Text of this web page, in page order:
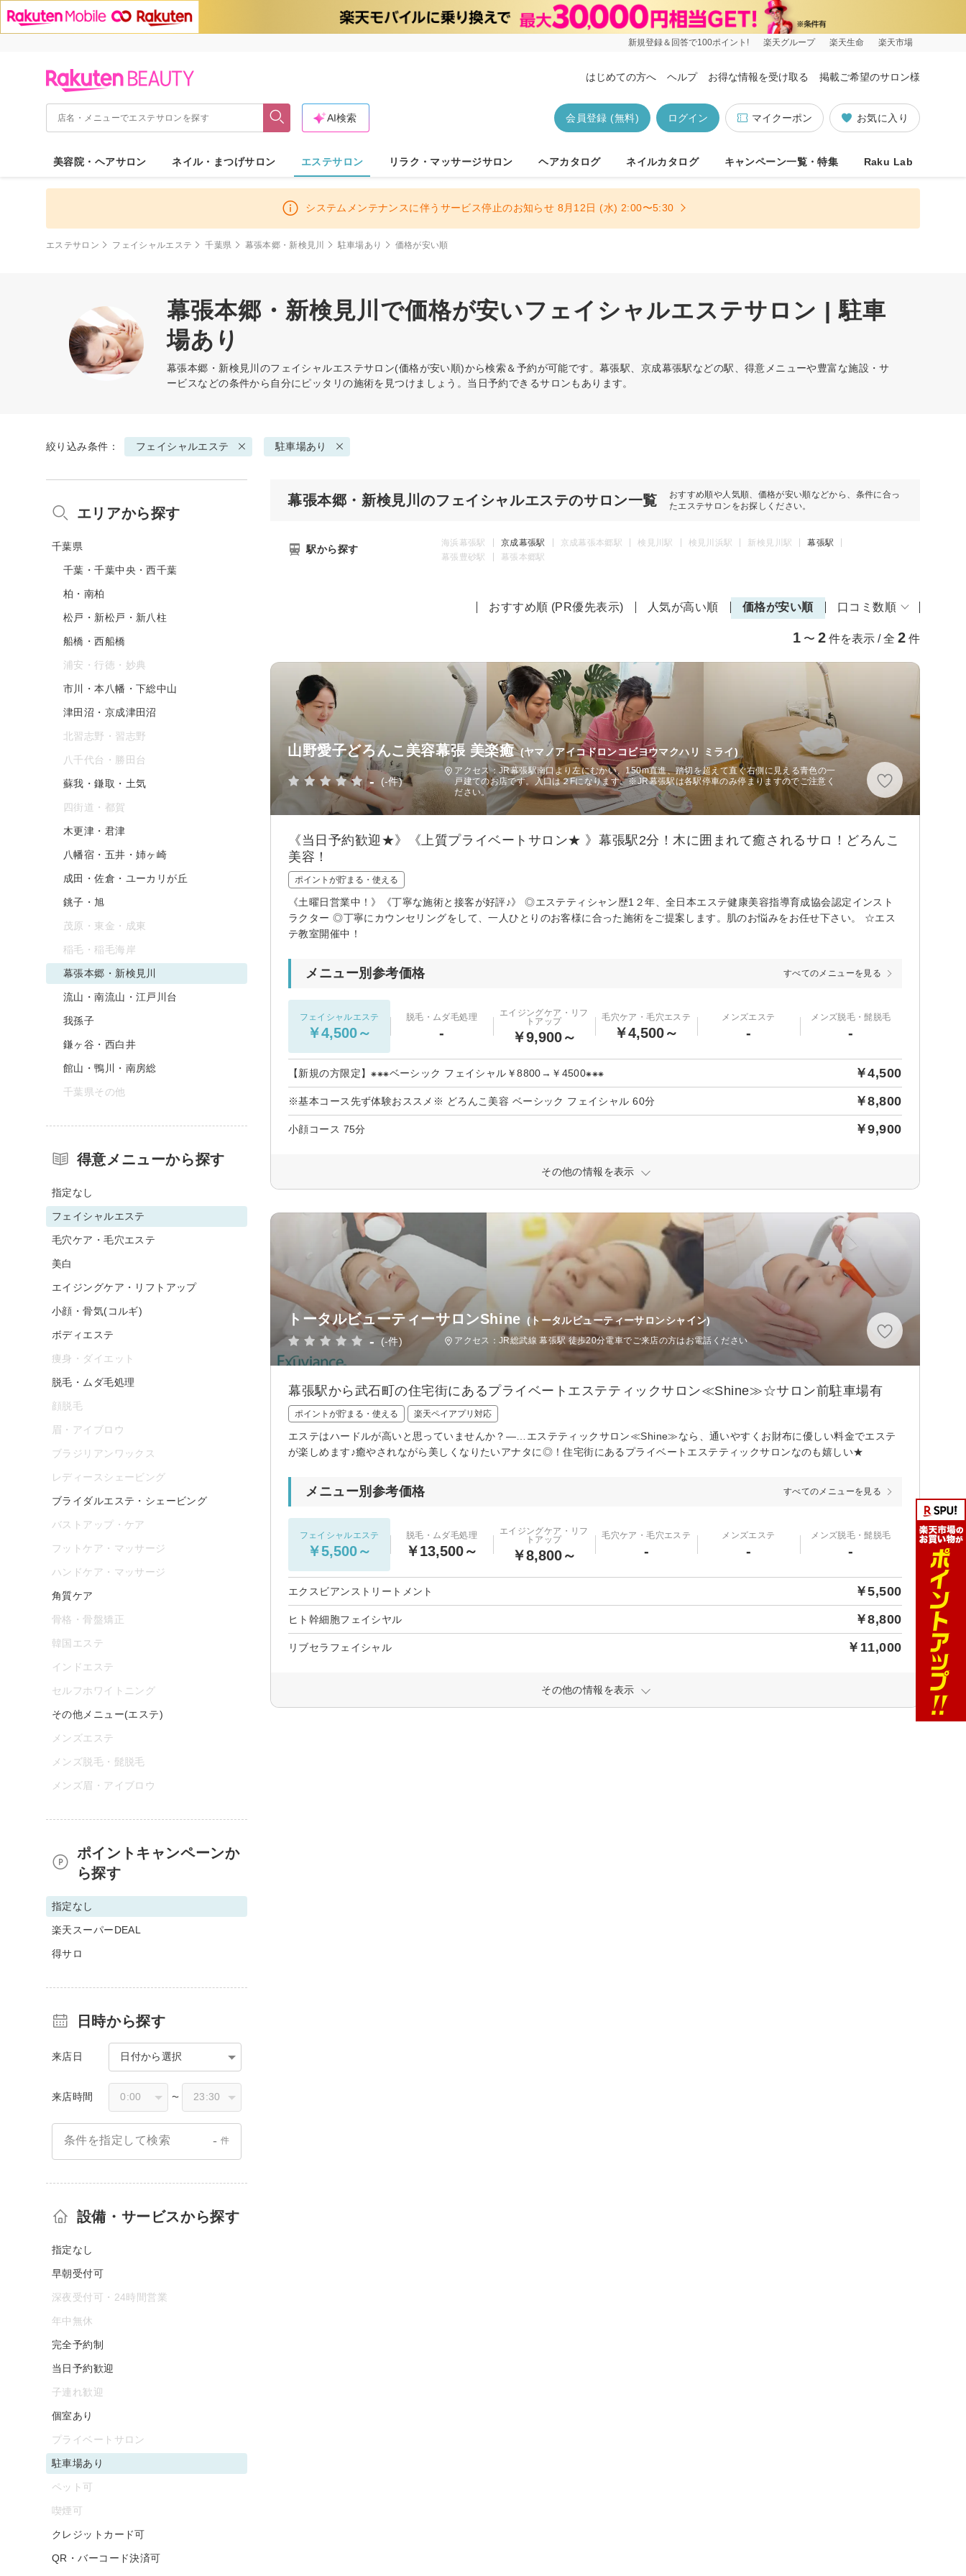
新規登録＆回答で100ポイント! 楽天グループ 楽天生命 楽天市場
はじめての方へ ヘルプ お得な情報を受け取る 掲載ご希望のサロン様
お気に入り
マイクーポン
ログイン
会員登録 (無料)
AI検索
美容院・ヘアサロン ネイル・まつげサロン エステサロン リラク・マッサージサロン ヘアカタログ ネイルカタログ キャンペーン一覧・特集 Raku Lab
システムメンテナンスに伴うサービス停止のお知らせ 8月12日 (水) 2:00〜5:30
エステサロン フェイシャルエステ 千葉県 幕張本郷・新検見川 駐車場あり 価格が安い順
幕張本郷・新検見川で価格が安いフェイシャルエステサロン | 駐車
場あり
幕張本郷・新検見川のフェイシャルエステサロン(価格が安い順)から検索＆予約が可能です。幕張駅、京成幕張駅などの駅、得意メニューや豊富な施設・サ
ービスなどの条件から自分にピッタリの施術を見つけましょう。当日予約できるサロンもあります。
絞り込み条件： フェイシャルエステ 駐車場あり
幕張本郷・新検見川のフェイシャルエステのサロン一覧
おすすめ順や人気順、価格が安い順などから、条件に合っ
たエステサロンをお探しください。
駅から探す
海浜幕張駅 京成幕張駅 京成幕張本郷駅 検見川駅 検見川浜駅 新検見川駅
幕張駅
幕張豊砂駅
幕張本郷駅
おすすめ順 (PR優先表示) 人気が高い順 価格が安い順 口コミ数順
1 〜 2 件を表示 / 全 2 件
山野愛子どろんこ美容幕張 美楽癒 (ヤマノアイコドロンコビヨウマクハリ ミライ)
- (-件)
アクセス：JR幕張駅南口より左にむかい、150m直進、踏切を超えて直ぐ右側に見える青色の一
戸建てのお店です。入口は２Fになります。※JR幕張駅は各駅停車のみ停まりますのでご注意く
ださい。
《当日予約歓迎★》《上質プライベートサロン★ 》幕張駅2分！木に囲まれて癒されるサロ！どろんこ
美容！
ポイントが貯まる・使える
《土曜日営業中！》《丁寧な施術と接客が好評♪》 ◎エステティシャン歴1２年、全日本エステ健康美容指導育成協会認定インスト
ラクター ◎丁寧にカウンセリングをして、一人ひとりのお客様に合った施術をご提案します。肌のお悩みをお任せ下さい。 ☆エス
テ教室開催中！
メニュー別参考価格 すべてのメニューを見る
フェイシャルエステ
￥4,500～
脱毛・ムダ毛処理
-
エイジングケア・リフ
トアップ
￥9,900～
毛穴ケア・毛穴エステ
￥4,500～
メンズエステ
-
メンズ脱毛・髭脱毛
-
【新規の方限定】⁕⁕⁕ベーシック フェイシャル￥8800→￥4500⁕⁕⁕ ￥4,500
※基本コース先ず体験おススメ※ どろんこ美容 ベーシック フェイシャル 60分 ￥8,800
小顔コース 75分 ￥9,900
その他の情報を表示
トータルビューティーサロンShine (トータルビューティーサロンシャイン)
- (-件) アクセス：JR総武線 幕張駅 徒歩20分電車でご来店の方はお電話ください
幕張駅から武石町の住宅街にあるプライベートエステティックサロン≪Shine≫☆サロン前駐車場有
ポイントが貯まる・使える 楽天ペイアプリ対応
エステはハードルが高いと思っていませんか？―…エステティックサロン≪Shine≫なら、通いやすくお財布に優しい料金でエステ
が楽しめます♪癒やされながら美しくなりたいアナタに◎！住宅街にあるプライベートエステティックサロンなのも嬉しい★
メニュー別参考価格 すべてのメニューを見る
フェイシャルエステ
￥5,500～
脱毛・ムダ毛処理
￥13,500～
エイジングケア・リフ
トアップ
￥8,800～
毛穴ケア・毛穴エステ
-
メンズエステ
-
メンズ脱毛・髭脱毛
-
エクスビアンストリートメント ￥5,500
ヒト幹細胞フェイシヤル ￥8,800
リブセラフェイシャル ￥11,000
その他の情報を表示
エリアから探す
千葉県
千葉・千葉中央・西千葉
柏・南柏
松戸・新松戸・新八柱
船橋・西船橋
浦安・行徳・妙典
市川・本八幡・下総中山
津田沼・京成津田沼
北習志野・習志野
八千代台・勝田台
蘇我・鎌取・土気
四街道・都賀
木更津・君津
八幡宿・五井・姉ヶ崎
成田・佐倉・ユーカリが丘
銚子・旭
茂原・東金・成東
稲毛・稲毛海岸
幕張本郷・新検見川
流山・南流山・江戸川台
我孫子
鎌ヶ谷・西白井
館山・鴨川・南房総
千葉県その他
得意メニューから探す
指定なし
フェイシャルエステ
毛穴ケア・毛穴エステ
美白
エイジングケア・リフトアップ
小顔・骨気(コルギ)
ボディエステ
痩身・ダイエット
脱毛・ムダ毛処理
顔脱毛
眉・アイブロウ
ブラジリアンワックス
レディースシェービング
ブライダルエステ・シェービング
バストアップ・ケア
フットケア・マッサージ
ハンドケア・マッサージ
角質ケア
骨格・骨盤矯正
韓国エステ
インドエステ
セルフホワイトニング
その他メニュー(エステ)
メンズエステ
メンズ脱毛・髭脱毛
メンズ眉・アイブロウ
ポイントキャンペーンか
ら探す
指定なし
楽天スーパーDEAL
得サロ
日時から探す
来店日 日付から選択
来店時間 〜
条件を指定して検索 - 件
設備・サービスから探す
指定なし
早朝受付可
深夜受付可・24時間営業
年中無休
完全予約制
当日予約歓迎
子連れ歓迎
個室あり
プライベートサロン
駐車場あり
ペット可
喫煙可
クレジットカード可
QR・バーコード決済可